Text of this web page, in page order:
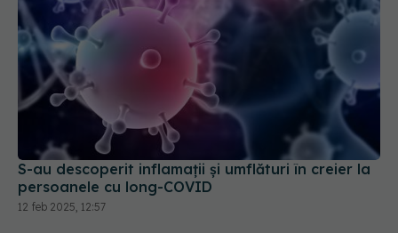
S-au descoperit inflamaţii și umflături în creier la
persoanele cu long-COVID
12 feb 2025, 12:57